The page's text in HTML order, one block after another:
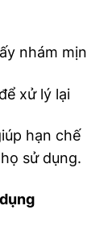
nhám mịn
xử lý lại
hạn chế
sử dụng.